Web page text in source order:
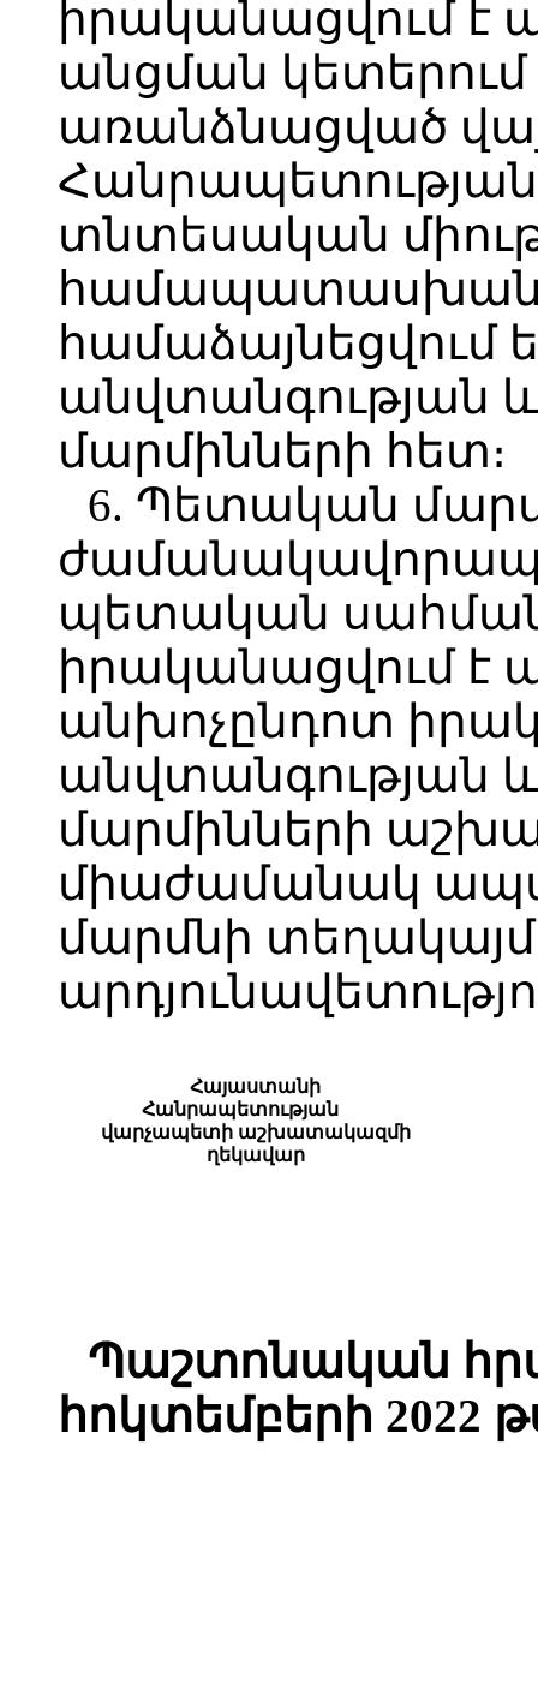
իրականացվում
անցման
առանձնացված
տնտեսական
համապատասխան։
համաձայնեցվում
անվտանգության
մարմինների հետ։
6. Պետական
պետական
իրականացվում է
անխոչընդոտ
անվտանգության
մարմինների
միաժամանակ
մարմնի
Հայաստանի
Հանրապետության
վարչապետի աշխատակազմի
ղեկավար
Պաշտոնական
հոկտեմբերի 2022